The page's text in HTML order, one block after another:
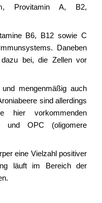
Provitamin A, B2,
B6, B12 sowie C
Daneben
bei, die Zellen vor
mengenmäßig auch
sind allerdings
hier vorkommenden
und OPC (oligomere
eine Vielzahl positiver
läuft im Bereich der